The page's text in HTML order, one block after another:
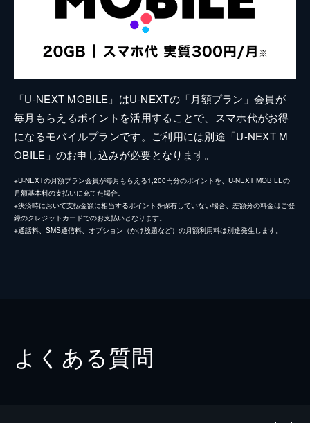
「U-NEXT MOBILE」はU-NEXTの「月額プラン」会員が
毎月もらえるポイントを活用することで、スマホ代がお得
になるモバイルプランです。ご利用には別途「U-NEXT M
OBILE」のお申し込みが必要となります。
※U-NEXTの月額プラン会員が毎月もらえる1,200円分のポイントを、U-NEXT MOBILEの
月額基本料の支払いに充てた場合。
※決済時において支払金額に相当するポイントを保有していない場合、差額分の料金はご登
録のクレジットカードでのお支払いとなります。
※通話料、SMS通信料、オプション（かけ放題など）の月額利用料は別途発生します。
よくある質問